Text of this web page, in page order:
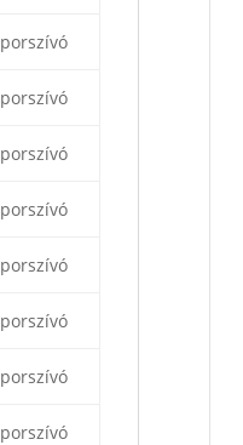
porszívó
porszívó
porszívó
porszívó
porszívó
porszívó
porszívó
porszívó